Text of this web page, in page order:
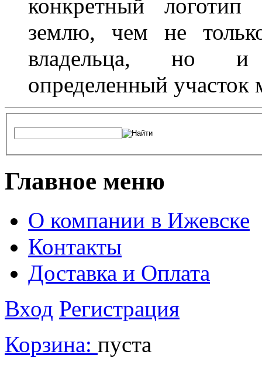
конкретный логотип
землю, чем не
владельца, но и
определенный участок
Главное меню
О компании в Ижевске
Контакты
Доставка и Оплата
Вход Регистрация
Корзина: пуста